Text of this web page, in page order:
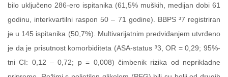
bilo uključeno 286-ero ispitanika (61,5% muških, medijan dobi 61
godinu, interkvartilni raspon 50 – 71 godine). BBPS ³7 registriran
je u 145 ispitanika (50,7%). Multivarijatnim predviđanjem utvrđeno
je da je prisutnost komorbiditeta (ASA-status ³3, OR = 0,29; 95%-
tni CI: 0,12 – 0,72; p = 0,008) čimbenik rizika od neprikladne